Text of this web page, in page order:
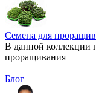
Семена для
В данной коллекции
проращивания
Блог